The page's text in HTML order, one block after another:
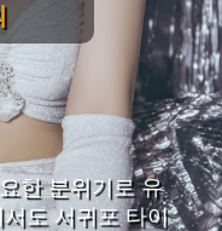
한 분위기로 유
도 서귀포 타이